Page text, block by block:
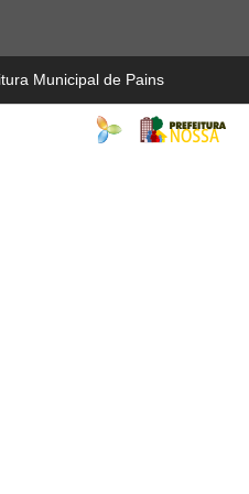
Municipal de Pains